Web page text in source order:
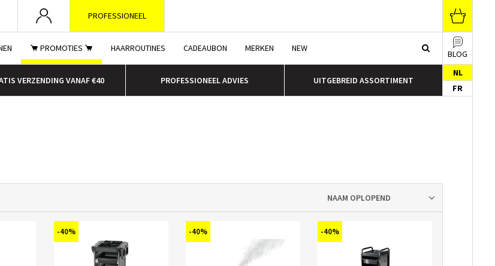
PROFESSIONEEL
PROMOTIES HAARROUTINES CADEAUBON MERKEN NEW
BLOG
VERZENDING VANAF €40 PROFESSIONEEL ADVIES UITGEBREID ASSORTIMENT
NL
FR
NAAM OPLOPEND
-40% -40% -40%